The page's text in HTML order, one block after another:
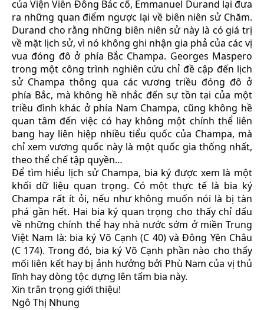
của Viện Viễn Đông Bác cổ, Emmanuel Durand lại đưa
ra những quan điểm ngược lại về biên niên sử Chăm.
Durand cho rằng những biên niên sử này là có giá trị
về mặt lịch sử, vì nó không ghi nhận gia phả của các vị
vua đóng đô ở phía Bắc Champa. Georges Maspero
trong một công trình nghiên cứu chỉ đề cập đến lịch
sử Champa thông qua các vương triều đóng đô ở
phía Bắc, mà không hề nhắc đến sự tồn tại của một
triều đình khác ở phía Nam Champa, cũng không hề
quan tâm đến việc có hay không một chính thể liên
bang hay liên hiệp nhiều tiểu quốc của Champa, mà
chỉ xem vương quốc này là một quốc gia thống nhất,
theo thể chế tập quyền…
Để tìm hiểu lịch sử Champa, bia ký được xem là một
khối dữ liệu quan trọng. Có một thực tế là bia ký
Champa rất ít ỏi, nếu như không muốn nói là bị tàn
phá gần hết. Hai bia ký quan trọng cho thấy chỉ dấu
về những chính thể hay nhà nước sớm ở miền Trung
Việt Nam là: bia ký Võ Cạnh (C 40) và Đông Yên Châu
(C 174). Trong đó, bia ký Võ Cạnh phần nào cho thấy
mối liên kết hay bị ảnh hưởng bởi Phù Nam của vị thủ
lĩnh hay dòng tộc dựng lên tấm bia này.
Xin trân trọng giới thiệu!
Ngô Thị Nhung